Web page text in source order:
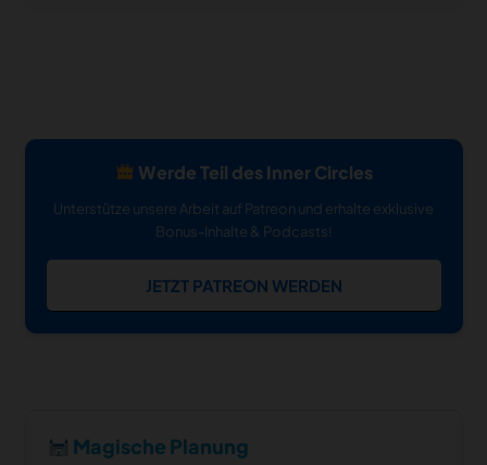
Werde Teil des Inner Circles
Unterstütze unsere Arbeit auf Patreon und erhalte exklusive
Bonus-Inhalte & Podcasts!
JETZT PATREON WERDEN
Magische Planung